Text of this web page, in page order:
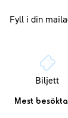
Biljett
Mest besökta